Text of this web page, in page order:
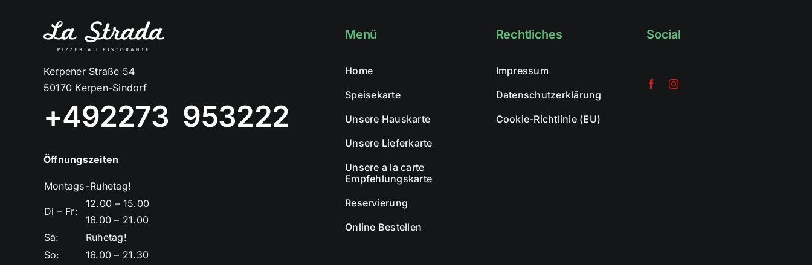
Kerpener Straße 54
50170 Kerpen-Sindorf
+492273 953222
Öffnungszeiten
Montags -Ruhetag!
Di – Fr:
12.00 – 15.00
16.00 – 21.00
Sa:
Ruhetag!
So:
16.00 – 21.30
Menü
Home
Speisekarte
Unsere Hauskarte
Unsere Lieferkarte
Unsere a la carte
Empfehlungskarte
Reservierung
Online Bestellen
Rechtliches
Impressum
Datenschutzerklärung
Cookie-Richtlinie (EU)
Social